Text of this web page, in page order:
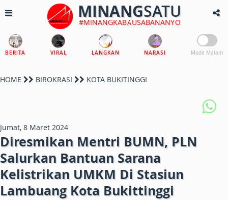
MINANGSATU
#MINANGKABAUSABANANYO
BERITA VIRAL LANGKAN NARASI Mode Malam
HOME BIROKRASI KOTA BUKITINGGI
Jumat, 8 Maret 2024
Diresmikan Mentri BUMN, PLN
Salurkan Bantuan Sarana
Kelistrikan UMKM Di Stasiun
Lambuang Kota Bukittinggi